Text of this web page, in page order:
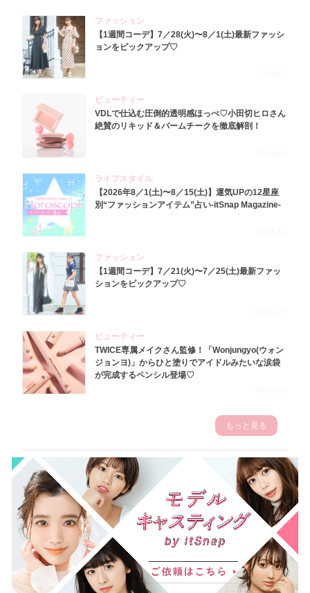
ファッション
【1週間コーデ】7／28(火)〜8／1(土)最新ファッシ
ョンをピックアップ♡
ビューティー
VDLで仕込む圧倒的透明感ほっぺ♡小田切ヒロさん
絶賛のリキッド＆バームチークを徹底解剖！
ライフスタイル
【2026年8／1(土)〜8／15(土)】運気UPの12星座
別“ファッションアイテム”占い-itSnap Magazine-
ファッション
【1週間コーデ】7／21(火)〜7／25(土)最新ファッ
ションをピックアップ♡
ビューティー
TWICE専属メイクさん監修！「Wonjungyo(ウォン
ジョンヨ)」からひと塗りでアイドルみたいな涙袋
が完成するペンシル登場♡
もっと見る